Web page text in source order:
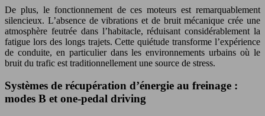
De plus, le fonctionnement de ces moteurs est remarquablement
silencieux. L’absence de vibrations et de bruit mécanique crée une
atmosphère feutrée dans l’habitacle, réduisant considérablement la
fatigue lors des longs trajets. Cette quiétude transforme l’expérience
de conduite, en particulier dans les environnements urbains où le
bruit du trafic est traditionnellement une source de stress.
Systèmes de récupération d’énergie au freinage :
modes B et one-pedal driving